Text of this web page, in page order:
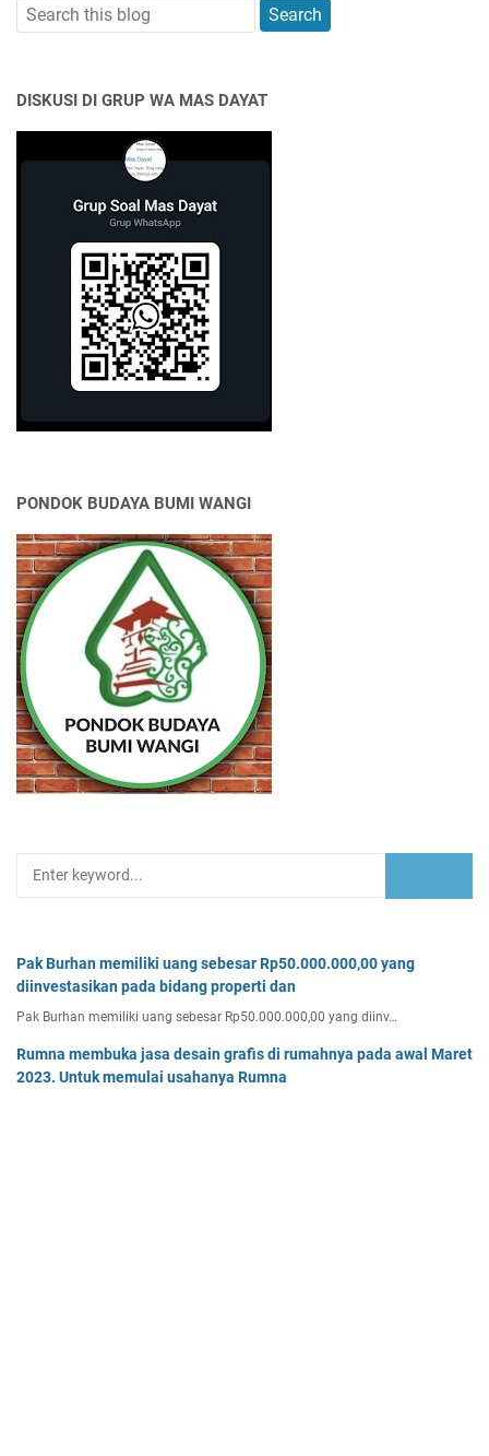
DISKUSI DI GRUP WA MAS DAYAT
PONDOK BUDAYA BUMI WANGI
Pak Burhan memiliki uang sebesar Rp50.000.000,00 yang
diinvestasikan pada bidang properti dan
Pak Burhan memiliki uang sebesar Rp50.000.000,00 yang diinv…
Rumna membuka jasa desain grafis di rumahnya pada awal Maret
2023. Untuk memulai usahanya Rumna